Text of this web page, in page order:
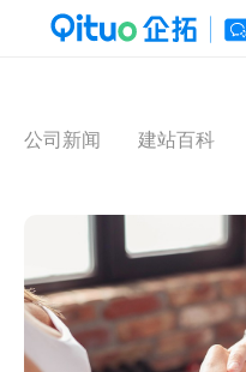
公司新闻 建站百科